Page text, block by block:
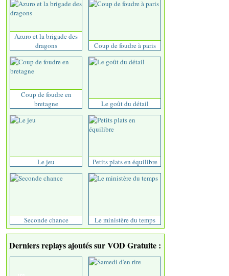
Azuro et la brigade des
dragons
Coup de foudre à paris
Coup de foudre en
bretagne
Le goût du détail
Le jeu Petits plats en équilibre
Seconde chance Le ministère du temps
Derniers replays ajoutés sur VOD Gratuite :